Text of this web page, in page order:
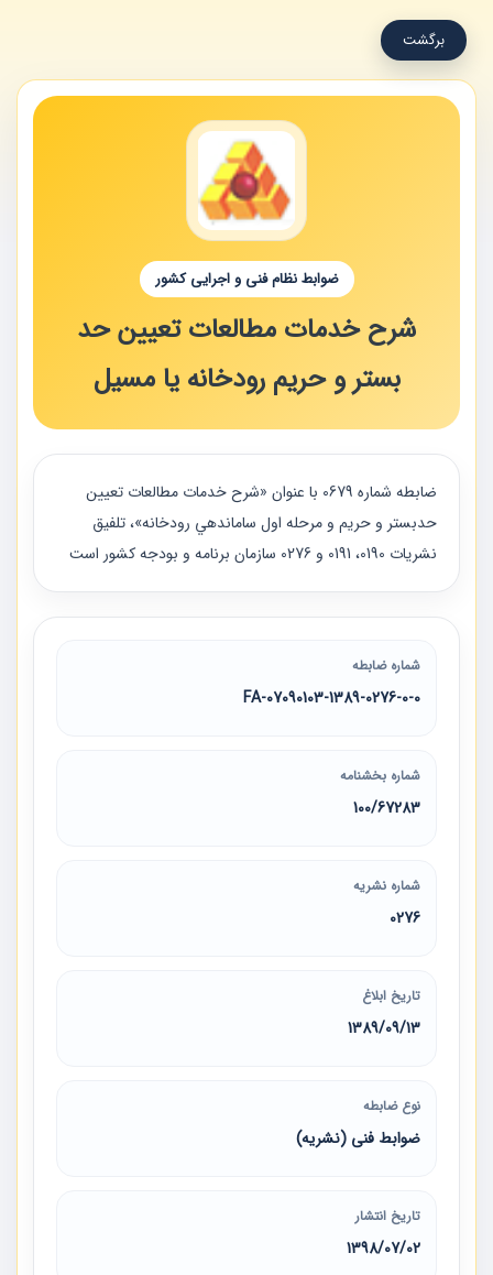
برگشت
ضوابط نظام فنی و اجرایی کشور
شرح خدمات مطالعات تعیین حد
بستر و حریم رودخانه یا مسیل
ضابطه شماره 0679 با عنوان «شرح خدمات مطالعات تعيين
حدبستر و حريم و مرحله اول ساماندهي رودخانه»، تلفيق
نشريات 0190، 0191 و 0276 سازمان برنامه و بودجه كشور است
شماره ضابطه
07090103-1389-0276-0-0-FA
شماره بخشنامه
100/67283
شماره نشریه
0276
تاریخ ابلاغ
1389/09/13
نوع ضابطه
ضوابط فنی (نشریه)
تاریخ انتشار
1398/07/02